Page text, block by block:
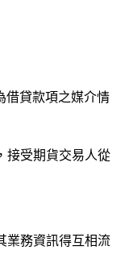
借貸款項之媒介情
接受期貨交易人從
業務資訊得互相流